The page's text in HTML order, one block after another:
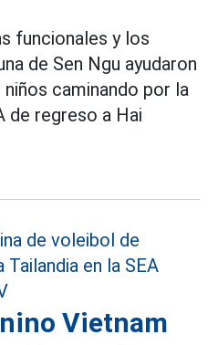
funcionales y los
de Sen Ngu ayudaron
caminando por la
de regreso a Hai
Vietnam